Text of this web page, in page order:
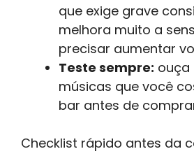
que exige grave
melhora muito a
precisar aumentar
Teste sempre: ouça
músicas que você
bar antes de
Checklist rápido antes da